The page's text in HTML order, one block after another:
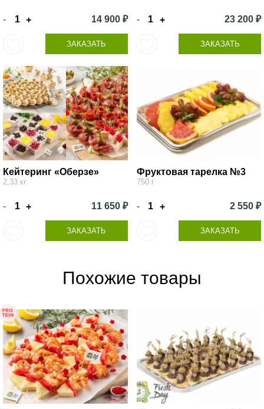
- + 14 900 ₽
ЗАКАЗАТЬ
- + 23 200 ₽
ЗАКАЗАТЬ
Кейтеринг «Оберзе»
2,33 кг
- + 11 650 ₽
ЗАКАЗАТЬ
Фруктовая тарелка №3
750 г
- + 2 550 ₽
ЗАКАЗАТЬ
Похожие товары